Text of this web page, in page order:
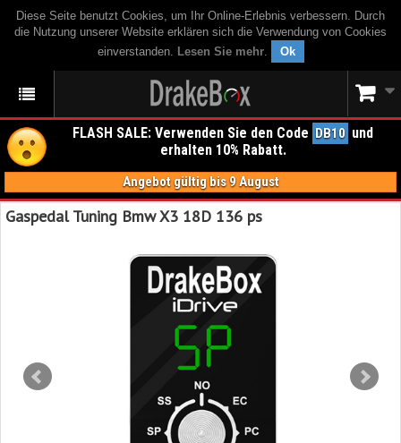
Diese Seite benutzt Cookies, um Ihr Online-Erlebnis verbessern. Durch
die Nutzung unserer Website erklären sich die Verwendung von Cookies
einverstanden. Lesen Sie mehr. Ok
FLASH SALE: Verwenden Sie den Code DB10 und
erhalten 10% Rabatt.
Angebot gültig bis 9 August
Gaspedal Tuning Bmw X3 18D 136 ps